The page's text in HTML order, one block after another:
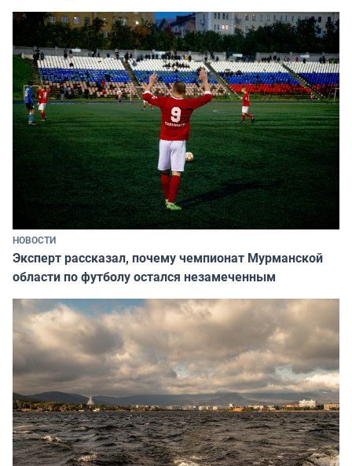
НОВОСТИ
Эксперт рассказал, почему чемпионат Мурманской
области по футболу остался незамеченным